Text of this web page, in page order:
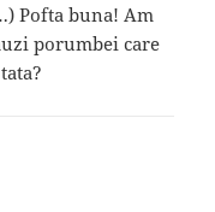
Pofta buna! Am
porumbei care